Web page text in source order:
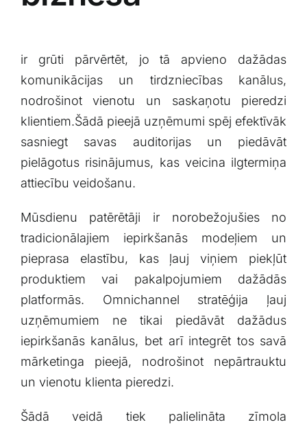
ir grūti‍ pārvērtēt, jo tā apvieno ​dažādas
⁤komunikācijas un tirdzniecības kanālus,
nodrošinot vienotu un saskaņotu pieredzi
klientiem.Šādā pieejā‌ uzņēmumi spēj efektīvāk
‍sasniegt savas auditorijas un ​piedāvāt
pielāgotus risinājumus, kas⁢ veicina ⁢ilgtermiņa⁣
attiecību veidošanu.
Mūsdienu ‍patērētāji ir ​norobežojušies no
tradicionālajiem iepirkšanās modeļiem⁣ un
pieprasa elastību, kas ļauj‍ viņiem piekļūt
produktiem vai‍ pakalpojumiem dažādās
platformās. Omnichannel stratēģija ļauj⁢
uzņēmumiem ⁤ne tikai ⁢piedāvāt dažādus
iepirkšanās kanālus, bet arī ⁢integrēt‍ tos savā
‍mārketinga pieejā, nodrošinot nepārtrauktu
⁢un ​vienotu klienta pieredzi.
Šādā veidā​ tiek palielināta zīmola